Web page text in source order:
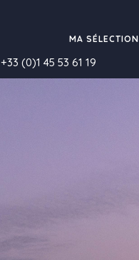
MA SÉLECTION
+33 (0)1 45 53 61 19